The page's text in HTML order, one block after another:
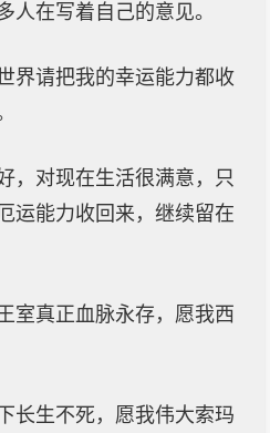
人在写着自己的意见。
界请把我的幸运能力都收
，对现在生活很满意，只
运能力收回来，继续留在
室真正血脉永存，愿我西
长生不死，愿我伟大索玛